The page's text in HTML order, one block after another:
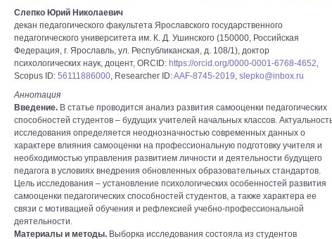
Слепко Юрий Николаевич
декан педагогического факультета Ярославского государственного
педагогического университета им. К. Д. Ушинского (150000, Российская
Федерация, г. Ярославль, ул. Республиканская, д. 108/1), доктор
психологических наук, доцент, ORCID: https://orcid.org/0000-0001-6768-4652,
Scopus ID: 56111886000, Researcher ID:AAF-8745-2019, slepko@inbox.ru
Аннотация
Введение. В статье проводится анализ развития самооценки педагогических
способностей студентов – будущих учителей начальных классов.
исследования определяется неоднозначностью современных данных о
характере влияния самооценки на профессиональную подготовку учителя и
необходимостью управления развитием личности и деятельности будущего
педагога в условиях внедрения обновленных образовательных стандартов.
Цель исследования – установление психологических особенностей развития
самооценки педагогических способностей студентов, а также характера ее
связи с мотивацией обучения и рефлексией учебно-профессиональной
деятельности.
Материалы и методы. Выборка исследования состояла из студентов